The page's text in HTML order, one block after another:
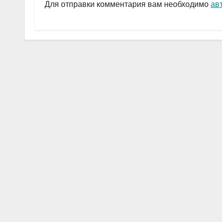
p
ть
Для отправки комментария вам необходимо